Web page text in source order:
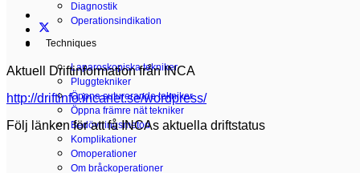
Diagnostik
Operationsindikation
Techniques
Laparoskopiska tekniker
Pluggtekniker
Öppna suturerande tekniker
Öppna främre nät tekniker
Bedövningsmetod
Komplikationer
Omoperationer
Om bråckoperationer
Aktuell Driftinformation från INCA
http://driftinfo.incanet.se/wordpress/
Följ länken för att få INCAs aktuella driftstatus